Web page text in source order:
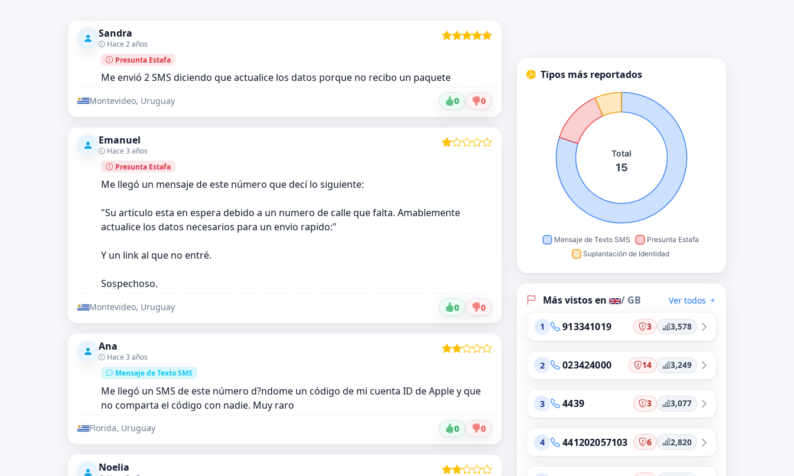
Sandra
Hace 2 años
Presunta Estafa
Me envió 2 SMS diciendo que actualice los datos porque no recibo un paquete
Montevideo, Uruguay 0 0
Emanuel
Hace 3 años
Presunta Estafa
Me llegó un mensaje de este número que decí lo siguiente:
"Su articulo esta en espera debido a un numero de calle que falta. Amablemente
actualice los datos necesarios para un envio rapido:"
Y un link al que no entré.
Sospechoso.
Montevideo, Uruguay 0 0
Ana
Hace 3 años
Mensaje de Texto SMS
Me llegó un SMS de este número d?ndome un código de mi cuenta ID de Apple y que
no comparta el código con nadie. Muy raro
Florida, Uruguay 0 0
Noelia
Tipos más reportados
Más vistos en / GB Ver todos
1 913341019 3 3,578
2 023424000 14 3,249
3 4439 3 3,077
4 441202057103 6 2,820